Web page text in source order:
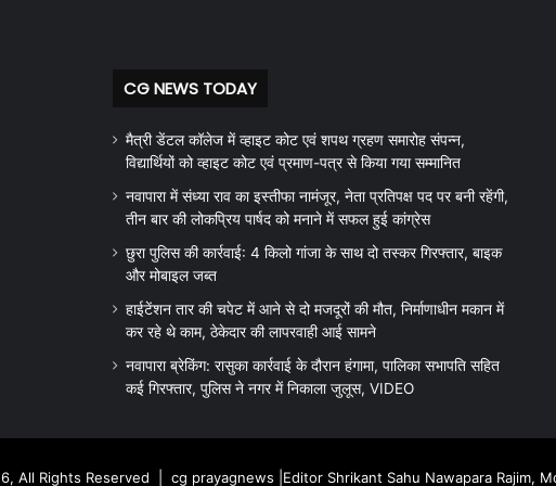
CG NEWS TODAY
मैत्री डेंटल कॉलेज में व्हाइट कोट एवं शपथ ग्रहण समारोह संपन्न,
विद्यार्थियों को व्हाइट कोट एवं प्रमाण-पत्र से किया गया सम्मानित
नवापारा में संध्या राव का इस्तीफा नामंजूर, नेता प्रतिपक्ष पद पर बनी रहेंगी,
तीन बार की लोकप्रिय पार्षद को मनाने में सफल हुई कांग्रेस
छुरा पुलिस की कार्रवाई: 4 किलो गांजा के साथ दो तस्कर गिरफ्तार, बाइक
और मोबाइल जब्त
हाईटेंशन तार की चपेट में आने से दो मजदूरों की मौत, निर्माणाधीन मकान में
कर रहे थे काम, ठेकेदार की लापरवाही आई सामने
नवापारा ब्रेकिंग: रासुका कार्रवाई के दौरान हंगामा, पालिका सभापति सहित
कई गिरफ्तार, पुलिस ने नगर में निकाला जुलूस, VIDEO
All Rights Reserved | cg prayagnews |Editor Shrikant Sahu Nawapara Rajim,